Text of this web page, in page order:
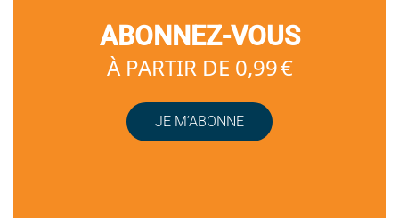
ABONNEZ-VOUS
À PARTIR DE 0,99 €
JE M’ABONNE